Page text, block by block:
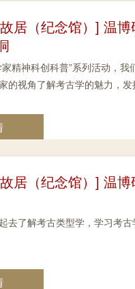
居（纪念馆）] 温
精神科创科普”系列活动，
的视角了解考古学的魅力，发
居（纪念馆）] 温
去了解考古类型学，学习考